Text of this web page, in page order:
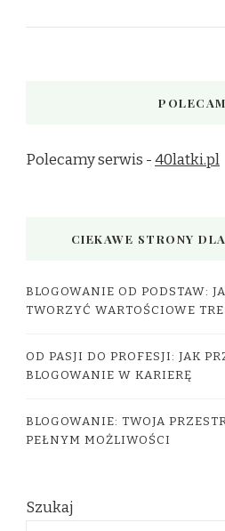
Polecamy serwis -40latki.pl
CIEKAWE STRONY
BLOGOWANIE OD PODSTAW:
TWORZYĆ WARTOŚCIOWE
OD PASJI DO PROFESJI: JAK
BLOGOWANIE W KARIERĘ
BLOGOWANIE: TWOJA
PEŁNYM MOŻLIWOŚCI
Szukaj